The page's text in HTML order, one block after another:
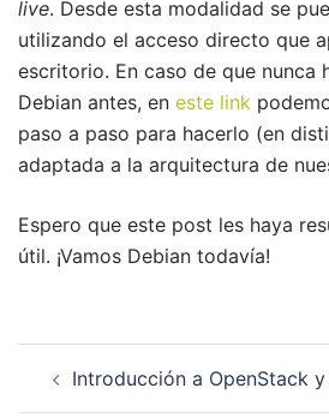
live. Desde esta modalidad se
utilizando el acceso directo que
escritorio. En caso de que nunca
Debian antes, en este link
paso a paso para hacerlo (en
adaptada a la arquitectura de
Espero que este post les haya
útil. ¡Vamos Debian todavía!
Introducción a OpenStack